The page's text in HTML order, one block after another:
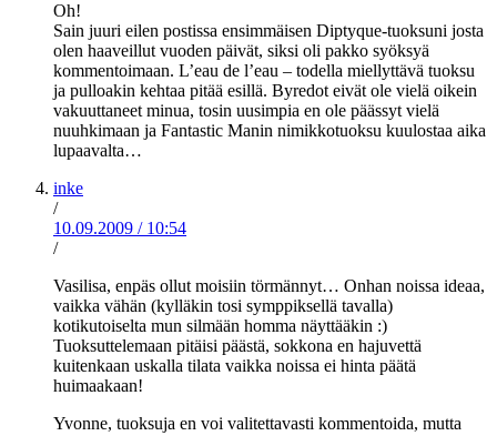
Oh!
Sain juuri eilen postissa ensimmäisen Diptyque-tuoksuni josta
olen haaveillut vuoden päivät, siksi oli pakko syöksyä
kommentoimaan. L’eau de l’eau – todella miellyttävä tuoksu
ja pulloakin kehtaa pitää esillä. Byredot eivät ole vielä oikein
vakuuttaneet minua, tosin uusimpia en ole päässyt vielä
nuuhkimaan ja Fantastic Manin nimikkotuoksu kuulostaa aika
lupaavalta…
inke
/
10.09.2009 / 10:54
/
Vasilisa, enpäs ollut moisiin törmännyt… Onhan noissa ideaa,
vaikka vähän (kylläkin tosi symppiksellä tavalla)
kotikutoiselta mun silmään homma näyttääkin :)
Tuoksuttelemaan pitäisi päästä, sokkona en hajuvettä
kuitenkaan uskalla tilata vaikka noissa ei hinta päätä
huimaakaan!
Yvonne, tuoksuja en voi valitettavasti kommentoida, mutta